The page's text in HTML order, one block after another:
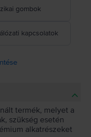
gombok
kapcsolatok
termék, melyet a
szükség esetén
alkatrészeket